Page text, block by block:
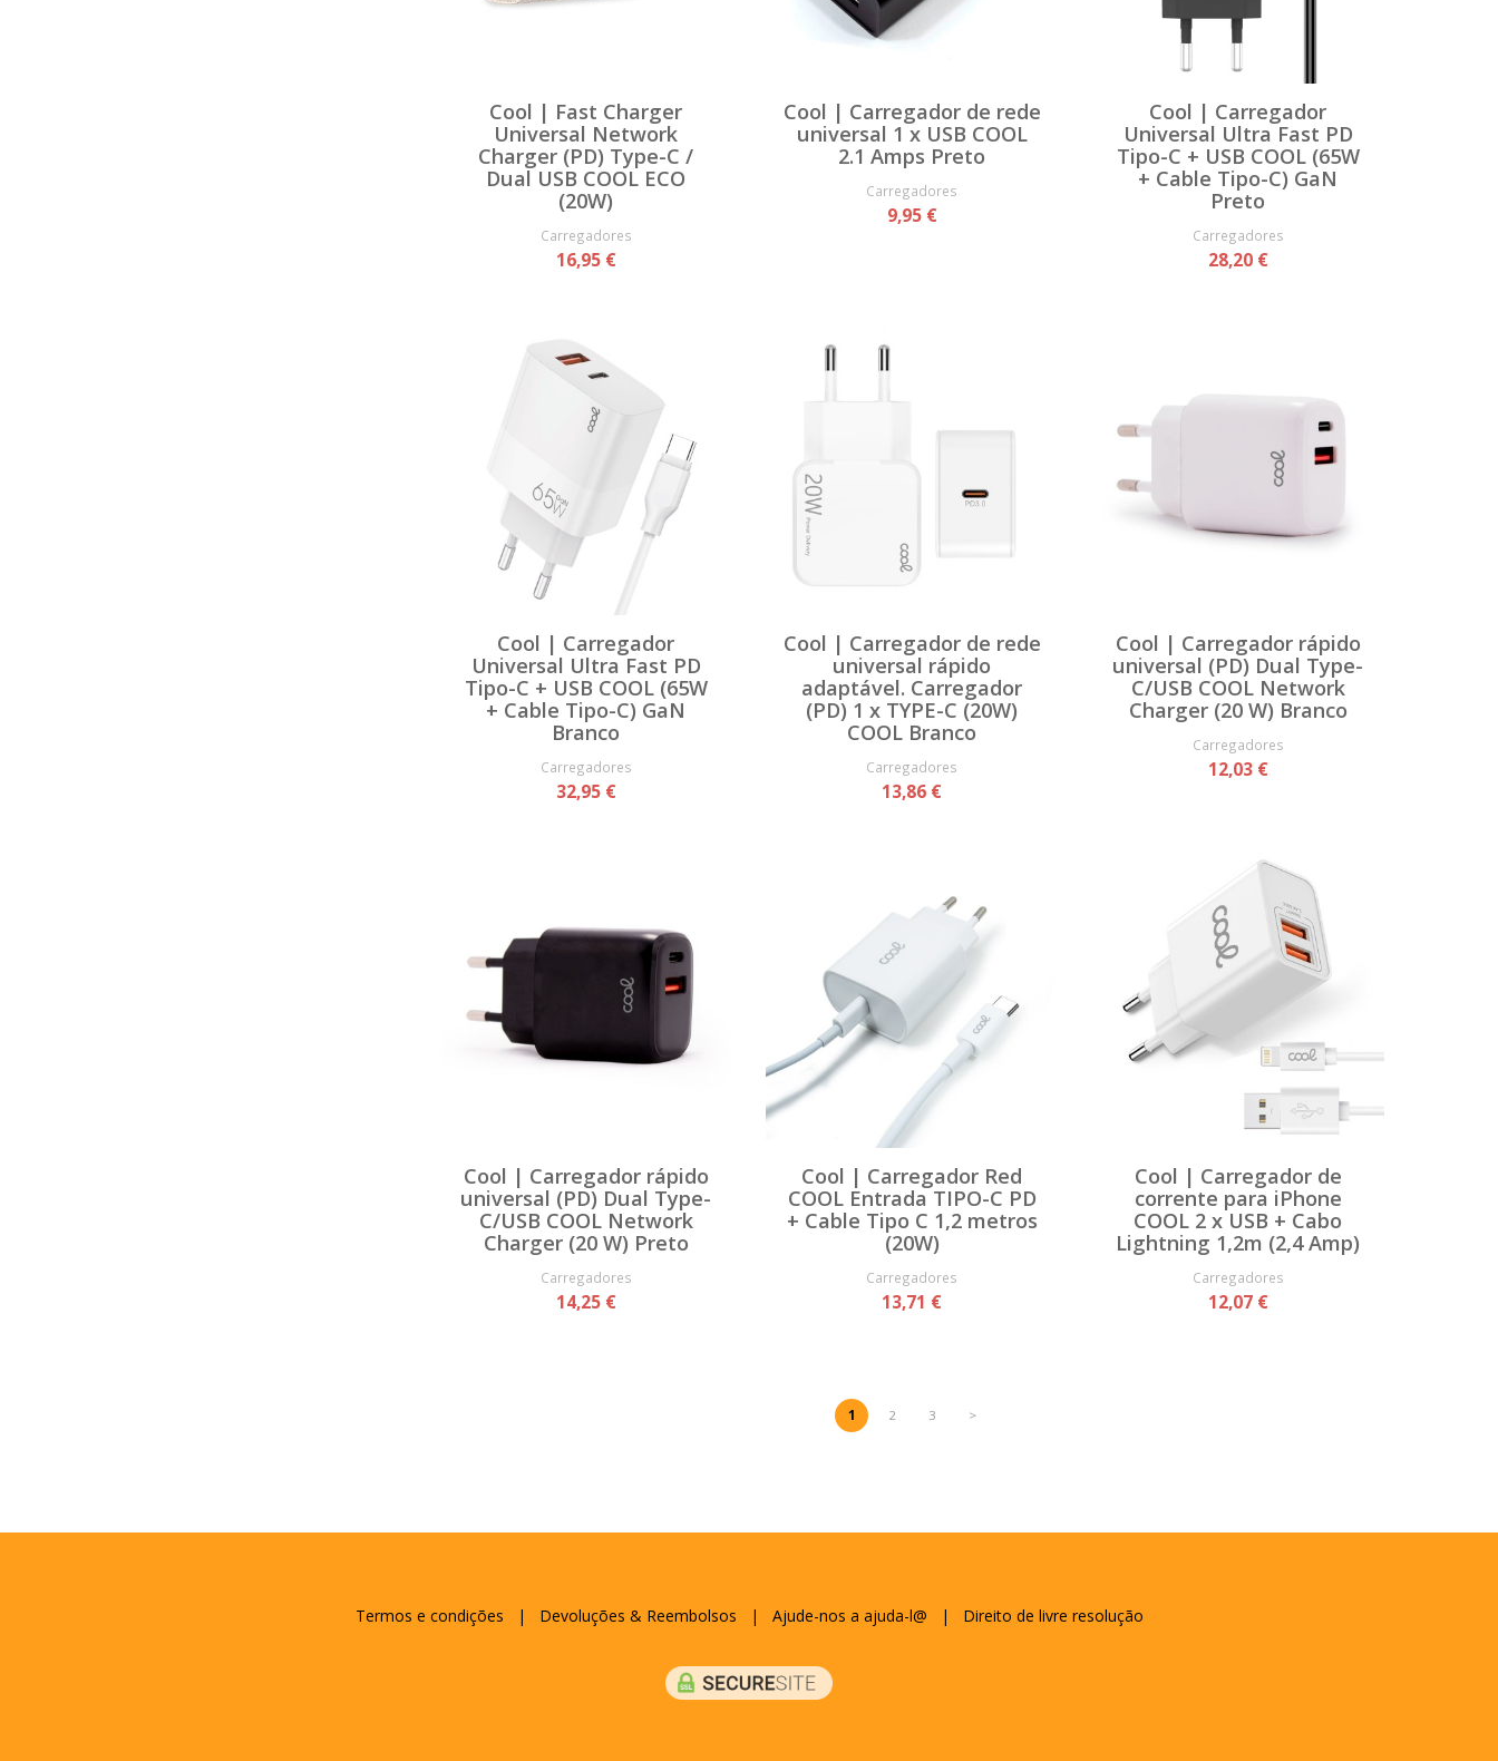
Cool | Fast Charger
Universal Network
Charger (PD) Type-C /
Dual USB COOL ECO
(20W)
Carregadores
16,95 €
Cool | Carregador de rede
universal 1 x USB COOL
2.1 Amps Preto
Carregadores
9,95 €
Cool | Carregador
Universal Ultra Fast PD
Tipo-C + USB COOL (65W
+ Cable Tipo-C) GaN
Preto
Carregadores
28,20 €
Cool | Carregador
Universal Ultra Fast PD
Tipo-C + USB COOL (65W
+ Cable Tipo-C) GaN
Branco
Carregadores
32,95 €
Cool | Carregador de rede
universal rápido
adaptável. Carregador
(PD) 1 x TYPE-C (20W)
COOL Branco
Carregadores
13,86 €
Cool | Carregador rápido
universal (PD) Dual Type-
C/USB COOL Network
Charger (20 W) Branco
Carregadores
12,03 €
Cool | Carregador rápido
universal (PD) Dual Type-
C/USB COOL Network
Charger (20 W) Preto
Carregadores
14,25 €
Cool | Carregador Red
COOL Entrada TIPO-C PD
+ Cable Tipo C 1,2 metros
(20W)
Carregadores
13,71 €
Cool | Carregador de
corrente para iPhone
COOL 2 x USB + Cabo
Lightning 1,2m (2,4 Amp)
Carregadores
12,07 €
1 2 3 >
Termos e condições | Devoluções & Reembolsos | Ajude-nos a ajuda-l@ | Direito de livre resolução